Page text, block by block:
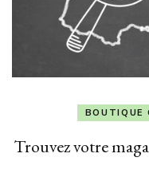
BOUTIQUE
Trouvez votre